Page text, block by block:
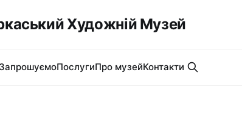
Художній Музей
ЗапрошуємоПослугиПро музейКонтакти